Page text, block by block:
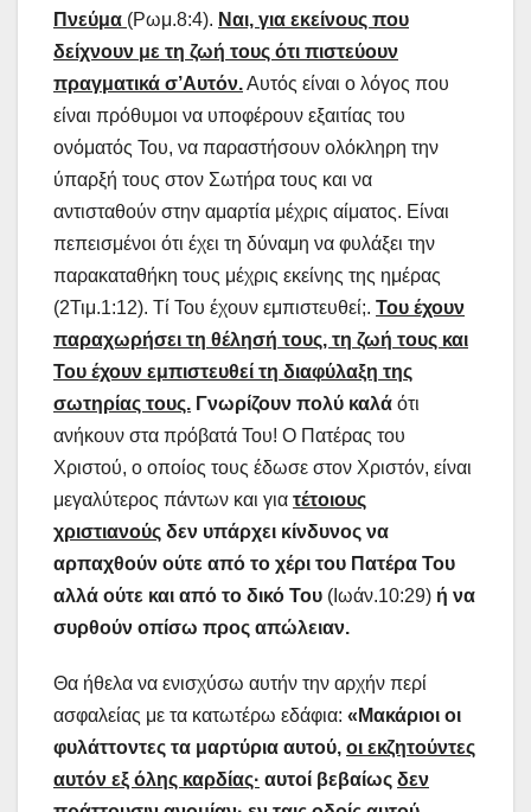
Πνεύμα (Ρωμ.8:4). Ναι, για εκείνους που
δείχνουν με τη ζωή τους ότι πιστεύουν
πραγματικά σ’Αυτόν.Αυτός είναι ο λόγος που
είναι πρόθυμοι να υποφέρουν εξαιτίας του
ονόματός Του, να παραστήσουν ολόκληρη την
ύπαρξή τους στον Σωτήρα τους και να
αντισταθούν στην αμαρτία μέχρις αίματος. Είναι
πεπεισμένοι ότι έχει τη δύναμη να φυλάξει την
παρακαταθήκη τους μέχρις εκείνης της ημέρας
(2Τιμ.1:12). Τί Του έχουν εμπιστευθεί;. Του έχουν
παραχωρήσει τη θέλησή τους, τη ζωή τους και
Του έχουν εμπιστευθεί τη διαφύλαξη της
σωτηρίας τους. Γνωρίζουν πολύ καλά ότι
ανήκουν στα πρόβατά Του! Ο Πατέρας του
Χριστού, ο οποίος τους έδωσε στον Χριστόν, είναι
μεγαλύτερος πάντων και για τέτοιους
χριστιανούς δεν υπάρχει κίνδυνος να
αρπαχθούν ούτε από το χέρι του Πατέρα Του
αλλά ούτε και από το δικό Του (Ιωάν.10:29) ή να
συρθούν οπίσω προς απώλειαν.
Θα ήθελα να ενισχύσω αυτήν την αρχήν περί
ασφαλείας με τα κατωτέρω εδάφια: «Μακάριοι οι
φυλάττοντες τα μαρτύρια αυτού, οι εκζητούντες
αυτόν εξ όλης καρδίας· αυτοί βεβαίως δεν